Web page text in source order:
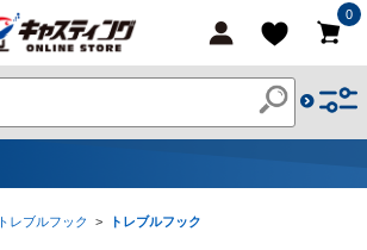
0
トレブルフック > トレブルフック